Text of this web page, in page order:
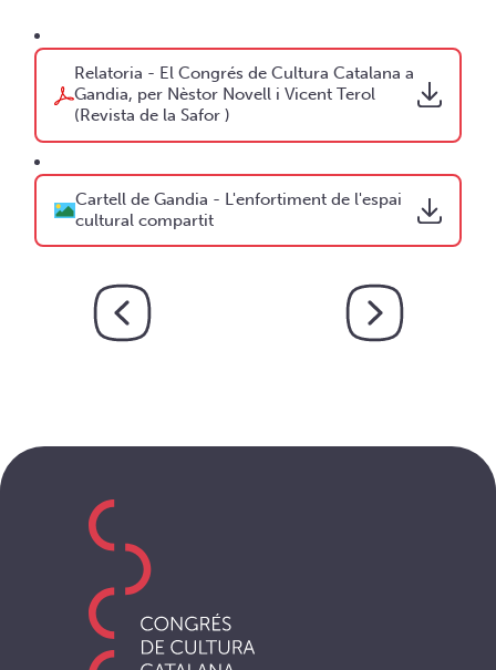
Relatoria - El Congrés de Cultura Catalana a
Gandia, per Nèstor Novell i Vicent Terol
(Revista de la Safor )
Cartell de Gandia - L'enfortiment de l'espai
cultural compartit